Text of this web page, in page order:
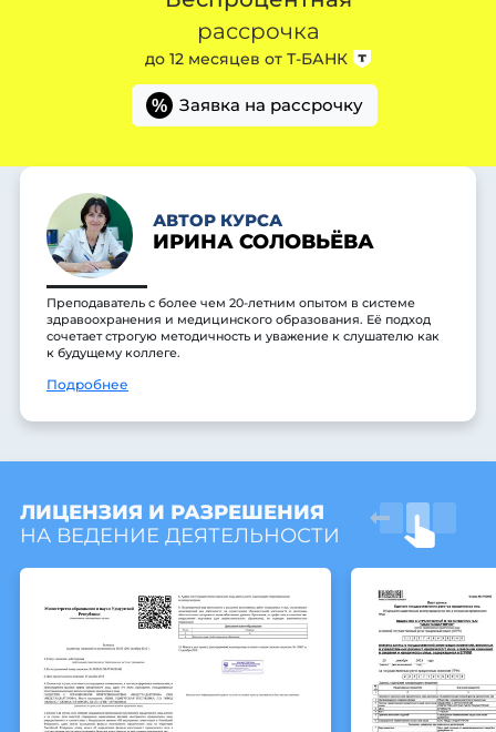
рассрочка
до 12 месяцев от Т-БАНК
% Заявка на рассрочку
АВТОР КУРСА
ИРИНА СОЛОВЬЁВА
Преподаватель с более чем 20-летним опытом в системе
здравоохранения и медицинского образования. Её подход
сочетает строгую методичность и уважение к слушателю как
к будущему коллеге.
Подробнее
ЛИЦЕНЗИЯ И РАЗРЕШЕНИЯ
НА ВЕДЕНИЕ ДЕЯТЕЛЬНОСТИ